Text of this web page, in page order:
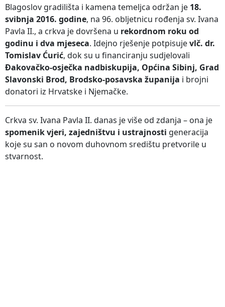
Blagoslov gradilišta i kamena temeljca održan je 18.
svibnja 2016. godine, na 96. obljetnicu rođenja sv. Ivana
Pavla II., a crkva je dovršena u rekordnom roku od
godinu i dva mjeseca. Idejno rješenje potpisujevlč. dr.
Tomislav Ćurić, dok su u financiranju sudjelovali
Đakovačko-osječka nadbiskupija, Općina Sibinj, Grad
Slavonski Brod, Brodsko-posavska županija i brojni
donatori iz Hrvatske i Njemačke.
Crkva sv. Ivana Pavla II. danas je više od zdanja – ona je
spomenik vjeri, zajedništvu i ustrajnosti generacija
koje su san o novom duhovnom središtu pretvorile u
stvarnost.